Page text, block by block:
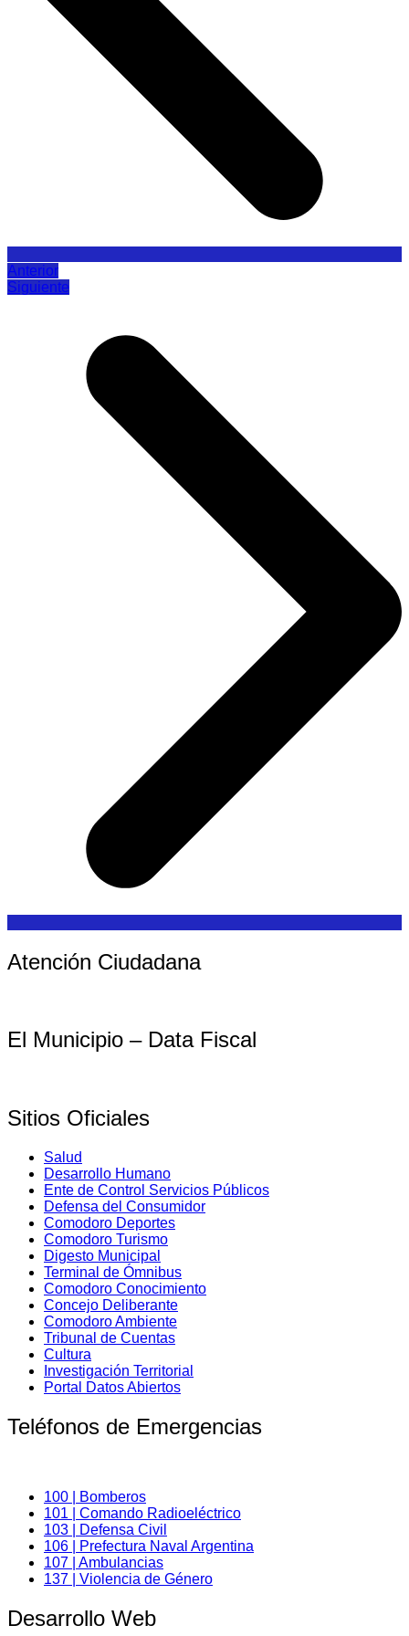
Anterior
Siguiente
Atención Ciudadana
El Municipio – Data Fiscal
Sitios Oficiales
Salud
Desarrollo Humano
Ente de Control Servicios Públicos
Defensa del Consumidor
Comodoro Deportes
Comodoro Turismo
Digesto Municipal
Terminal de Ómnibus
Comodoro Conocimiento
Concejo Deliberante
Comodoro Ambiente
Tribunal de Cuentas
Cultura
Investigación Territorial
Portal Datos Abiertos
Teléfonos de Emergencias
100 | Bomberos
101 | Comando Radioeléctrico
103 | Defensa Civil
106 | Prefectura Naval Argentina
107 | Ambulancias
137 | Violencia de Género
Desarrollo Web